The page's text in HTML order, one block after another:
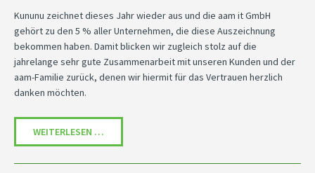
Kununu zeichnet dieses Jahr wieder aus und die aam it GmbH
gehört zu den 5 % aller Unternehmen, die diese Auszeichnung
bekommen haben. Damit blicken wir zugleich stolz auf die
jahrelange sehr gute Zusammenarbeit mit unseren Kunden und der
aam-Familie zurück, denen wir hiermit für das Vertrauen herzlich
danken möchten.
WEITERLESEN …